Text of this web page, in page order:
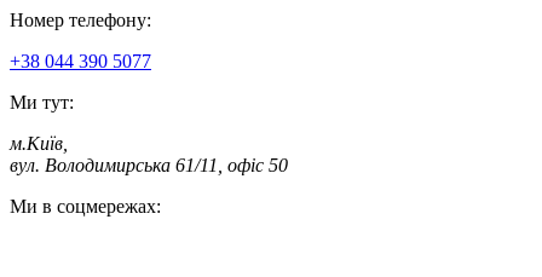
Номер телефону:
+38 044 390 5077
Ми тут:
м.Київ
вул. Володимирська 61/11, офіс 50
Ми в соцмережах: